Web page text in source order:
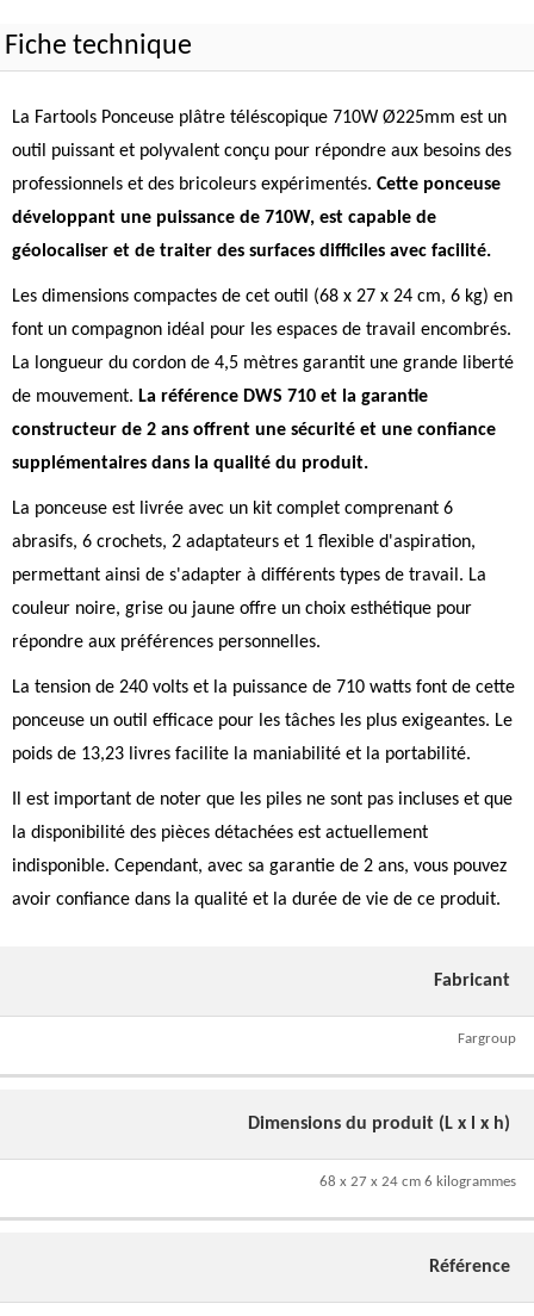
Fiche technique
La Fartools Ponceuse plâtre téléscopique 710W Ø225mm est un
outil puissant et polyvalent conçu pour répondre aux besoins des
professionnels et des bricoleurs expérimentés. Cette ponceuse
développant une puissance de 710W, est capable de
géolocaliser et de traiter des surfaces difficiles avec facilité.
Les dimensions compactes de cet outil (68 x 27 x 24 cm, 6 kg) en
font un compagnon idéal pour les espaces de travail encombrés.
La longueur du cordon de 4,5 mètres garantit une grande liberté
de mouvement. La référence DWS 710 et la garantie
constructeur de 2 ans offrent une sécurité et une confiance
supplémentaires dans la qualité du produit.
La ponceuse est livrée avec un kit complet comprenant 6
abrasifs, 6 crochets, 2 adaptateurs et 1 flexible d'aspiration,
permettant ainsi de s'adapter à différents types de travail. La
couleur noire, grise ou jaune offre un choix esthétique pour
répondre aux préférences personnelles.
La tension de 240 volts et la puissance de 710 watts font de cette
ponceuse un outil efficace pour les tâches les plus exigeantes. Le
poids de 13,23 livres facilite la maniabilité et la portabilité.
Il est important de noter que les piles ne sont pas incluses et que
la disponibilité des pièces détachées est actuellement
indisponible. Cependant, avec sa garantie de 2 ans, vous pouvez
avoir confiance dans la qualité et la durée de vie de ce produit.
Fabricant
Fargroup
Dimensions du produit (L x l x h)
68 x 27 x 24 cm 6 kilogrammes
Référence